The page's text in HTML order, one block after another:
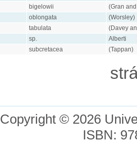
bigelowii
(Gran
oblongata
(Worsley)
tabulata
(Davey
sp.
Alberti
subcretacea (Tappan)
Copyright © 2026
ISBN: